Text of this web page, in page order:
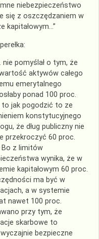
niebezpieczeństwo
się z oszczędzaniem w
kapitałowym…”
nie pomyślał o tym, że
aktywów całego
emerytalnego
ponad 100 proc.
to jak pogodzić to ze
konstytucyjnego
że dług publiczny nie
przekroczyć 60 proc.
Bo z limitów
wynika, że w
kapitałowym 60 proc.
ma być w
a w systemie
nawet 100 proc.
przy tym, że
skarbowe to
bezpieczne